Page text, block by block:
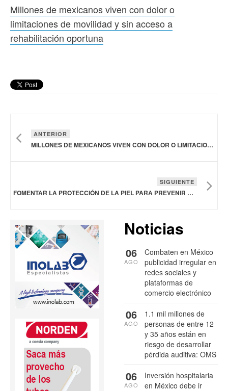
Millones de mexicanos viven con dolor o
limitaciones de movilidad y sin acceso a
rehabilitación oportuna
ANTERIOR
MILLONES DE MEXICANOS VIVEN CON DOLOR O LIMITACIONES DE MOVILIDAD Y SIN ACCESO A REHABILITACIÓN OPORTUNA
SIGUIENTE
FOMENTAR LA PROTECCIÓN DE LA PIEL PARA PREVENIR ENFERMEDADES GRAVES DEBE SER UN HÁBITO COTIDIANO
Noticias
Combaten en México
publicidad irregular en
redes sociales y
plataformas de
comercio electrónico
06
AGO
1.1 mil millones de
personas de entre 12
y 35 años están en
riesgo de desarrollar
pérdida auditiva: OMS
06
AGO
Inversión hospitalaria
en México debe ir
06
AGO